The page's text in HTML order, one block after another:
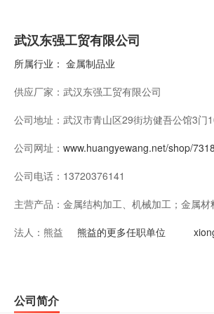
武汉东强工贸有限公司
所属行业： 金属制品业
供应厂家： 武汉东强工贸有限公司
公司地址： 武汉市青山区29街坊健吾公馆3门
公司网址： www.huangyewang.net/shop/
公司电话： 13720376141
主营产品： 金属结构加工、机械加工；金属
品、塑料制品、化工产品（不含
法人： 熊益 熊益的更多任职单位
公司简介